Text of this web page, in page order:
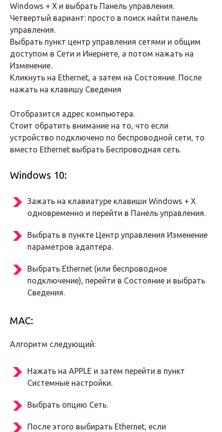
Windows + X и выбрать Панель управления.
Четвертый вариант: просто в поиск найти панель
управления.
Выбрать пункт центр управления сетями и общим
доступом в Сети и Инернете, а потом нажать на
Изменение.
Кликнуть на Ethernet, а затем на Состояние. После
нажать на клавишу Сведения
Отобразится адрес компьютера.
Стоит обратить внимание на то, что если
устройство подключено по беспроводной сети, то
вместо Ethernet выбрать Беспроводная сеть.
Windows 10:
Зажать на клавиатуре клавиши Windows + X
одновременно и перейти в Панель управления.
Выбрать в пункте Центр управления Изменение
параметров адаптера.
Выбрать Ethernet (или беспроводное
подключение), перейти в Состояние и выбрать
Сведения.
MAC:
Алгоритм следующий:
Нажать на APPLE и затем перейти в пункт
Системные настройки.
Выбрать опцию Сеть.
После этого выбирать Ethernet, если